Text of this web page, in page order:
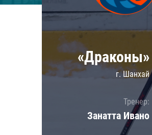
«Драконы»
г. Шанхай
Тренер:
Занатта Иванo